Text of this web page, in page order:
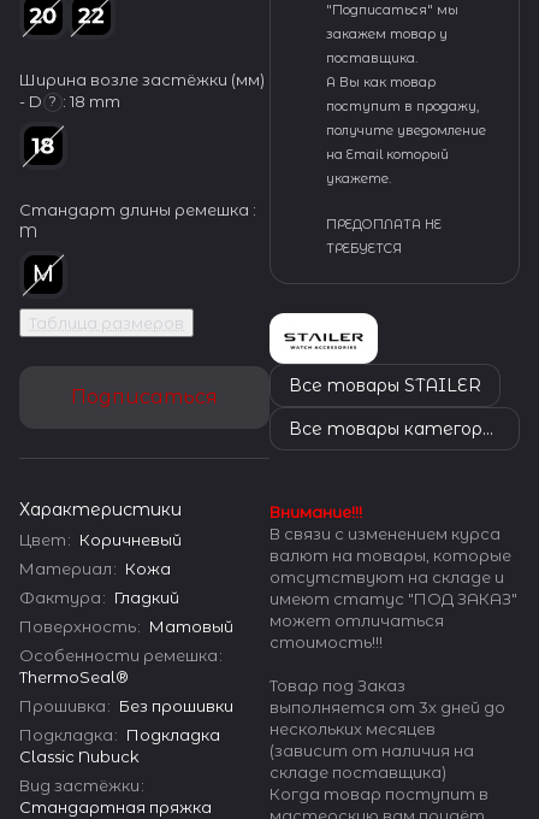
Ширина возле застёжки (мм)
- D ? : 18 mm
Стандарт длины ремешка :
M
Таблица размеров
Подписаться
Характеристики
Цвет: Коричневый
Материал: Кожа
Фактура: Гладкий
Поверхность: Матовый
Особенности ремешка:
ThermoSeal®
Прошивка: Без прошивки
Подкладка: Подкладка
Classic Nubuck
Вид застёжки:
Стандартная пряжка
"Подписаться" мы
закажем товар у
поставщика.
А Вы как товар
поступит в продажу,
получите уведомление
на Email который
укажете.
ПРЕДОПЛАТА НЕ
ТРЕБУЕТСЯ
Все товары STAILER
Все товары категории
Внимание!!!
В связи с изменением курса
валют на товары, которые
отсутствуют на складе и
имеют статус "ПОД ЗАКАЗ"
может отличаться
стоимость!!!
Товар под Заказ
выполняется от 3х дней до
нескольких месяцев
(зависит от наличия на
складе поставщика)
Когда товар поступит в